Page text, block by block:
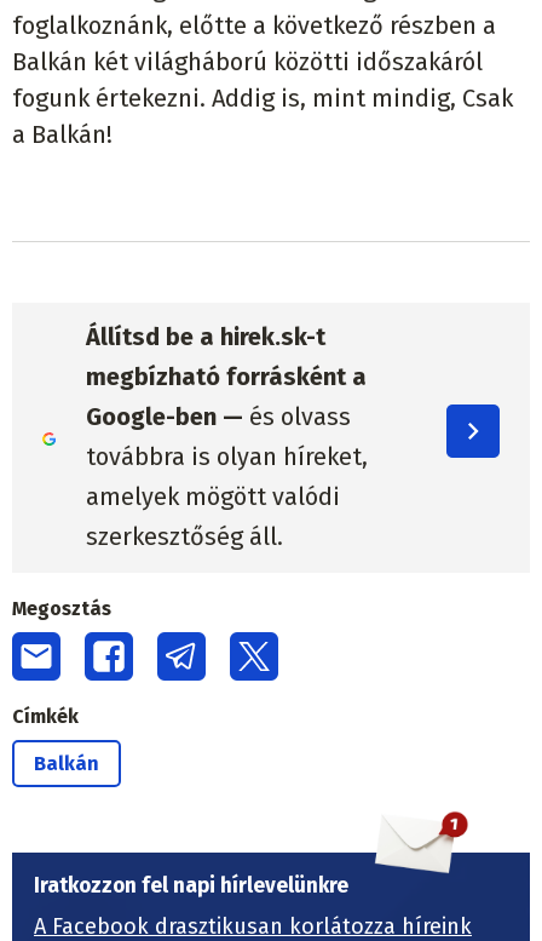
foglalkoznánk, előtte a következő részben a
Balkán két világháború közötti időszakáról
fogunk értekezni. Addig is, mint mindig, Csak
a Balkán!
Állítsd be a hirek.sk-t
megbízható forrásként a
Google-ben — és olvass
továbbra is olyan híreket,
amelyek mögött valódi
szerkesztőség áll.
Megosztás
Címkék
Balkán
Iratkozzon fel napi hírlevelünkre
A Facebook drasztikusan korlátozza híreink